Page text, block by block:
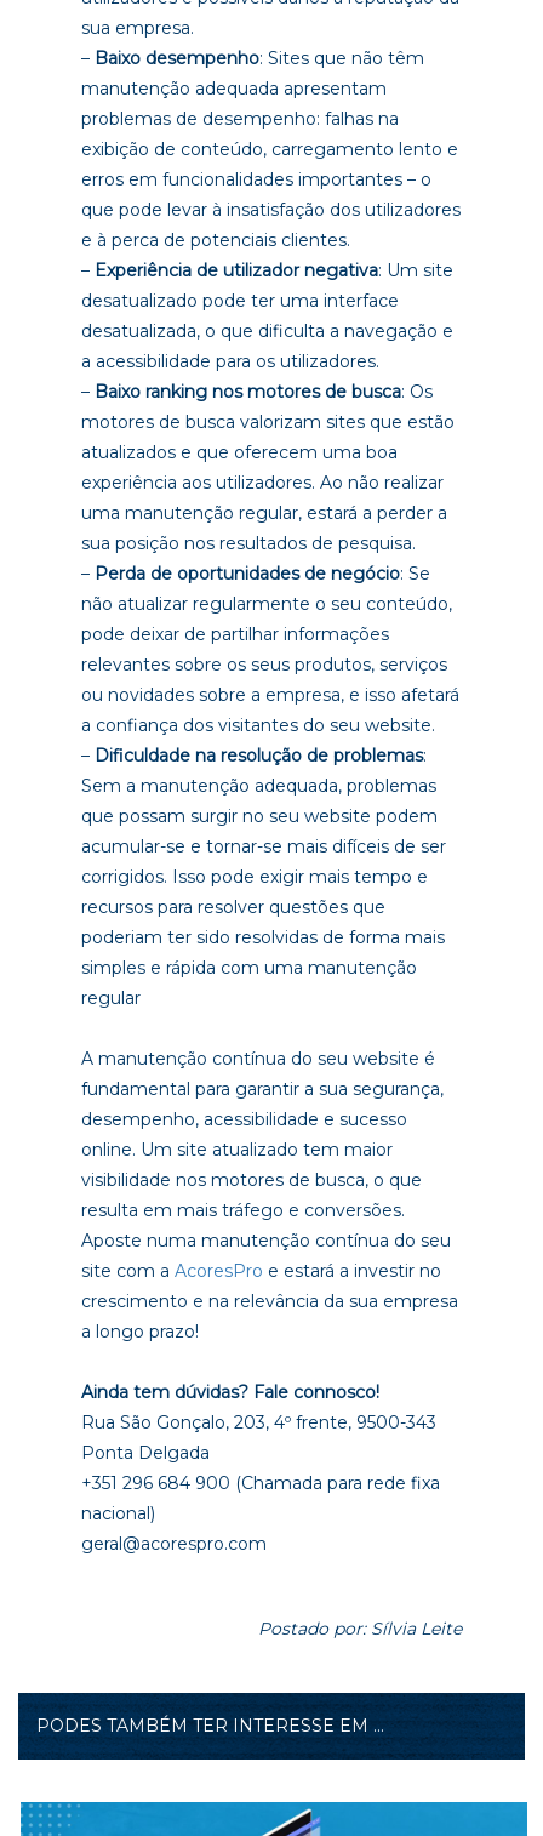
sua empresa.
– Baixo desempenho: Sites que não têm
manutenção adequada apresentam
problemas de desempenho: falhas na
exibição de conteúdo, carregamento lento e
erros em funcionalidades importantes – o
que pode levar à insatisfação dos utilizadores
e à perca de potenciais clientes.
– Experiência de utilizador negativa: Um site
desatualizado pode ter uma interface
desatualizada, o que dificulta a navegação e
a acessibilidade para os utilizadores.
– Baixo ranking nos motores de busca: Os
motores de busca valorizam sites que estão
atualizados e que oferecem uma boa
experiência aos utilizadores. Ao não realizar
uma manutenção regular, estará a perder a
sua posição nos resultados de pesquisa.
– Perda de oportunidades de negócio: Se
não atualizar regularmente o seu conteúdo,
pode deixar de partilhar informações
relevantes sobre os seus produtos, serviços
ou novidades sobre a empresa, e isso afetará
a confiança dos visitantes do seu website.
– Dificuldade na resolução de problemas:
Sem a manutenção adequada, problemas
que possam surgir no seu website podem
acumular-se e tornar-se mais difíceis de ser
corrigidos. Isso pode exigir mais tempo e
recursos para resolver questões que
poderiam ter sido resolvidas de forma mais
simples e rápida com uma manutenção
regular
A manutenção contínua do seu website é
fundamental para garantir a sua segurança,
desempenho, acessibilidade e sucesso
online. Um site atualizado tem maior
visibilidade nos motores de busca, o que
resulta em mais tráfego e conversões.
Aposte numa manutenção contínua do seu
site com aAcoresPro e estará a investir no
crescimento e na relevância da sua empresa
a longo prazo!
Ainda tem dúvidas? Fale connosco!
Rua São Gonçalo, 203, 4º frente, 9500-343
Ponta Delgada
+351 296 684 900 (Chamada para rede fixa
nacional)
geral@acorespro.com
Postado por: Sílvia Leite
PODES TAMBÉM TER INTERESSE EM ...